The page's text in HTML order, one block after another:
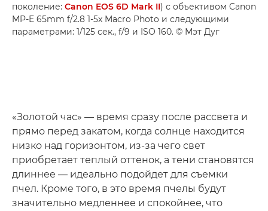
поколение: Canon EOS 6D Mark II) с объективом Canon
MP-E 65mm f/2.8 1-5x Macro Photo и следующими
параметрами: 1/125 сек., f/9 и ISO 160. © Мэт Дуг
«Золотой час» — время сразу после рассвета и
прямо перед закатом, когда солнце находится
низко над горизонтом, из-за чего свет
приобретает теплый оттенок, а тени становятся
длиннее — идеально подойдет для съемки
пчел. Кроме того, в это время пчелы будут
значительно медленнее и спокойнее, что